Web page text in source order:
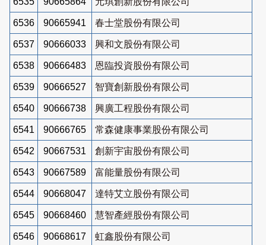
6536 90665941 春士堂股份有限公司
6537 90666033 興和文股份有限公司
6538 90666483 恩臨投資股份有限公司
6539 90666527 智寶創新股份有限公司
6540 90666738 興廣工程股份有限公司
6541 90666765 常森健康事業股份有限公司
6542 90667531 創新宇宙股份有限公司
6543 90667589 富能量股份有限公司
6544 90668047 達特艾立股份有限公司
6545 90668460 慧智產經股份有限公司
6546 90668617 虹鑫股份有限公司